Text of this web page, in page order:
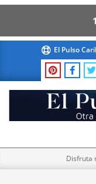
content
El Pulso
El
Pulso
Navigation
Disfruta